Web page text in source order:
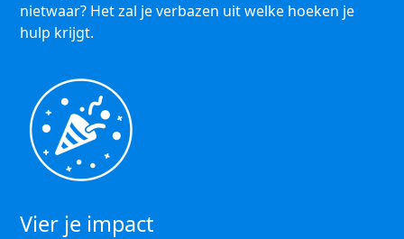
nietwaar? Het zal je verbazen uit welke hoeken je
hulp krijgt.
Vier je impact